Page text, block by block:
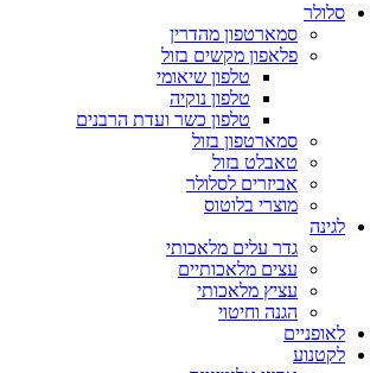
סלולר
סמארטפון מהדרין
פלאפון מקשים בזול
טלפון שיאומי
טלפון נוקיה
טלפון כשר ועדת הרבנים
סמארטפון בזול
טאבלט בזול
אביזרים לסלולר
מוצרי בלוטוס
לגינה
גדר עלים מלאכותי
עצים מלאכותיים
עציץ מלאכותי
הגנה וחיטוי
לאופניים
לקטנוע